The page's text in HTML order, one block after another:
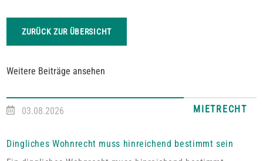
ZURÜCK ZUR ÜBERSICHT
Weitere Beiträge ansehen
03.08.2026 MIETRECHT
Dingliches Wohnrecht muss hinreichend bestimmt sein